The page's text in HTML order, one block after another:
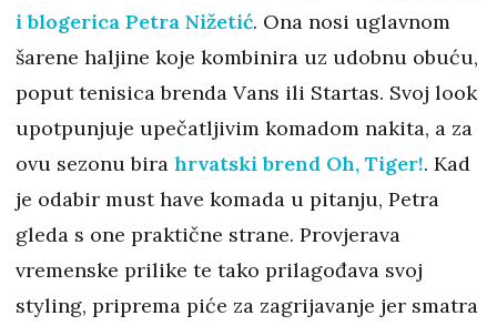
i blogerica Petra Nižetić. Ona nosi uglavnom
šarene haljine koje kombinira uz udobnu obuću,
poput tenisica brenda Vans ili Startas. Svoj look
upotpunjuje upečatljivim komadom nakita, a za
ovu sezonu bira hrvatski brend Oh, Tiger!. Kad
je odabir must have komada u pitanju, Petra
gleda s one praktične strane. Provjerava
vremenske prilike te tako prilagođava svoj
styling, priprema piće za zagrijavanje jer smatra